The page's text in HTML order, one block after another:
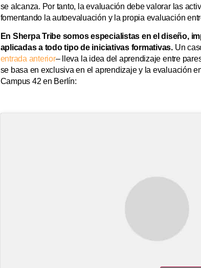
se alcanza. Por tanto, la evaluación debe valorar las
fomentando la autoevaluación y la propia evaluación
En Sherpa Tribe somos especialistas en el diseño,
aplicadas a todo tipo de iniciativas formativas.Un
entrada anterior– lleva la idea del aprendizaje entre
se basa en exclusiva en el aprendizaje y la evaluación
Campus 42 en Berlín: